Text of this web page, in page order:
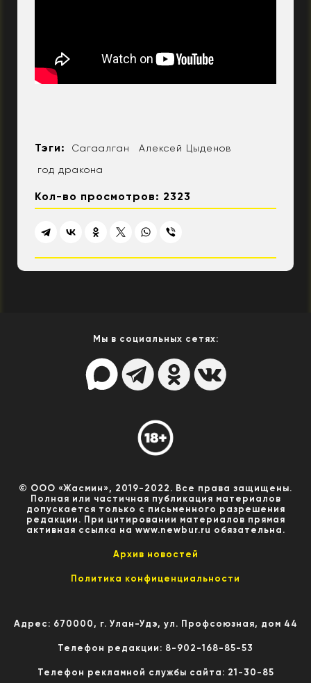
Тэги: Сагаалган
Алексей Цыденов
год дракона
Кол-во просмотров: 2323
Мы в социальных сетях:
© ООО «Жасмин», 2019-2022. Все права защищены.
Полная или частичная публикация материалов
допускается только с письменного разрешения
редакции. При цитировании материалов прямая
активная ссылка на www.newbur.ru обязательна.
Архив новостей
Политика конфиценциальности
Адрес: 670000, г. Улан-Удэ, ул. Профсоюзная, дом 44
Телефон редакции: 8-902-168-85-53
Телефон рекламной службы сайта: 21-30-85